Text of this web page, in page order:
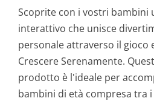
Scoprite con i vostri bambini
interattivo che unisce
personale attraverso il gioco
Crescere Serenamente.
prodotto è l'ideale per
bambini di età compresa tra i